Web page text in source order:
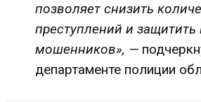
позволяет снизить
преступлений и защитить
мошенников», —
департаменте полиции